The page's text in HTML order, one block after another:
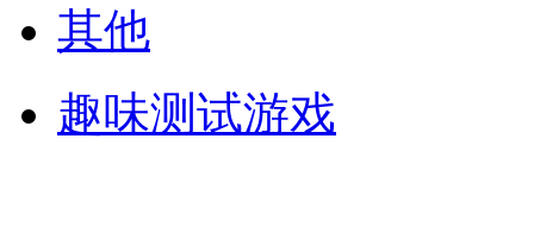
其他
趣味测试游戏